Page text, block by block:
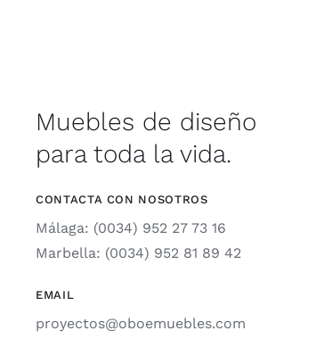
Muebles de diseño
para toda la vida.
CONTACTA CON NOSOTROS
Málaga: (0034) 952 27 73 16
Marbella: (0034) 952 81 89 42
EMAIL
proyectos@oboemuebles.com